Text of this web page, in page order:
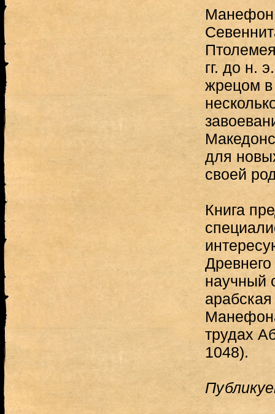
гг. до н.
жрецом в
для
своей
Книга
научный
трудах
1048).